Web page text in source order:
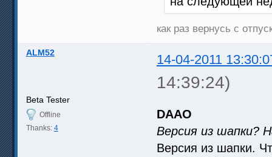
как раз вернусь с
ALM52 14-04-2011
14:39:24)
Beta Tester
Offline
Thanks: 4
DAAO
Версия из шапки?
Версия из шапки.